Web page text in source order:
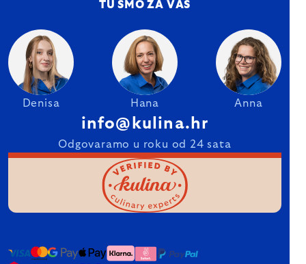
TU SMO ZA VAS
Denisa Hana Anna
info@kulina.hr
Odgovaramo u roku od 24 sata